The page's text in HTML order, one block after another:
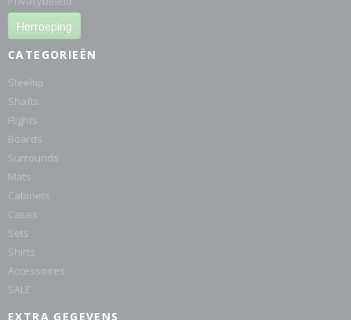
Herroeping
CATEGORIEËN
Steeltip
Shafts
Flights
Boards
Surrounds
Mats
Cabinets
Cases
Sets
Shirts
Accessoires
SALE
EXTRA GEGEVENS